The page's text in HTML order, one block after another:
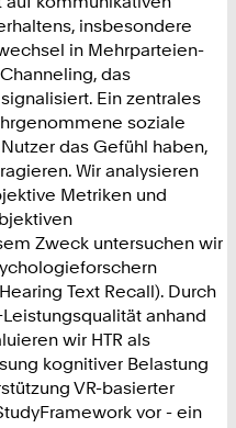
insbesondere
in Mehrparteien-
das
Ein zentrales
soziale
das Gefühl haben,
Wir analysieren
Metriken und
Zweck untersuchen wir
Text Recall). Durch
anhand
wir HTR als
kognitiver Belastung
VR-basierter
vor - ein